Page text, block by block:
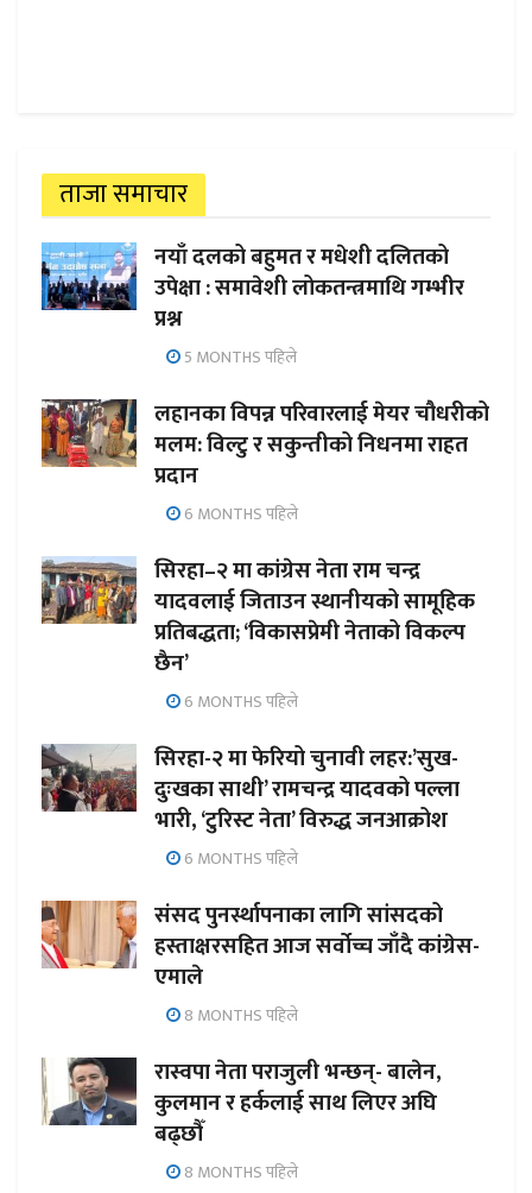
ताजा समाचार
नयाँ दलको बहुमत र मधेशी दलितको
उपेक्षा : समावेशी लोकतन्त्रमाथि गम्भीर
प्रश्न
5 MONTHS पहिले
लहानका विपन्न परिवारलाई मेयर चौधरीको
मलम: विल्टु र सकुन्तीको निधनमा राहत
प्रदान
6 MONTHS पहिले
सिरहा–२ मा कांग्रेस नेता राम चन्द्र
यादवलाई जिताउन स्थानीयको सामूहिक
प्रतिबद्धता; ‘विकासप्रेमी नेताको विकल्प
छैन’
6 MONTHS पहिले
सिरहा-२ मा फेरियो चुनावी लहर:’सुख-
दुःखका साथी’ रामचन्द्र यादवको पल्ला
भारी, ‘टुरिस्ट नेता’ विरुद्ध जनआक्रोश
6 MONTHS पहिले
संसद पुनर्स्थापनाका लागि सांसदको
हस्ताक्षरसहित आज सर्वोच्च जाँदै कांग्रेस-
एमाले
8 MONTHS पहिले
रास्वपा नेता पराजुली भन्छन्- बालेन,
कुलमान र हर्कलाई साथ लिएर अघि
बढ्छौँ
8 MONTHS पहिले